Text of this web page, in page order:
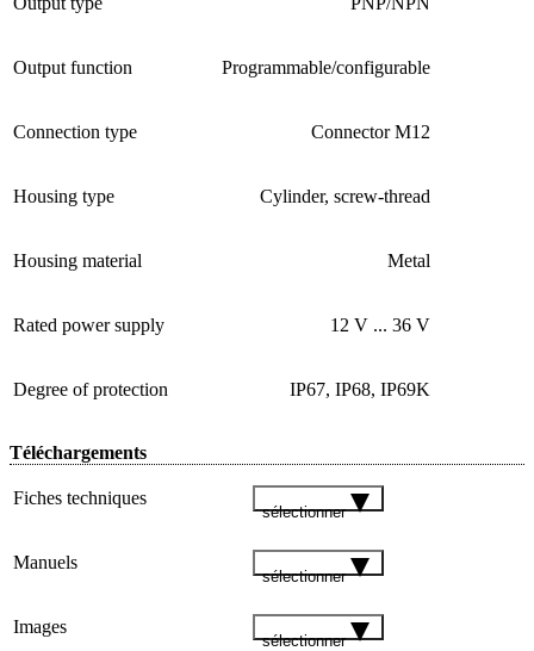
Output function Programmable/configurable
Connection type Connector M12
Housing type Cylinder, screw-thread
Housing material Metal
Rated power supply 12 V ... 36 V
Degree of protection IP67, IP68, IP69K
Téléchargements
Fiches techniques
sélectionner
Manuels
sélectionner
Images
sélectionner